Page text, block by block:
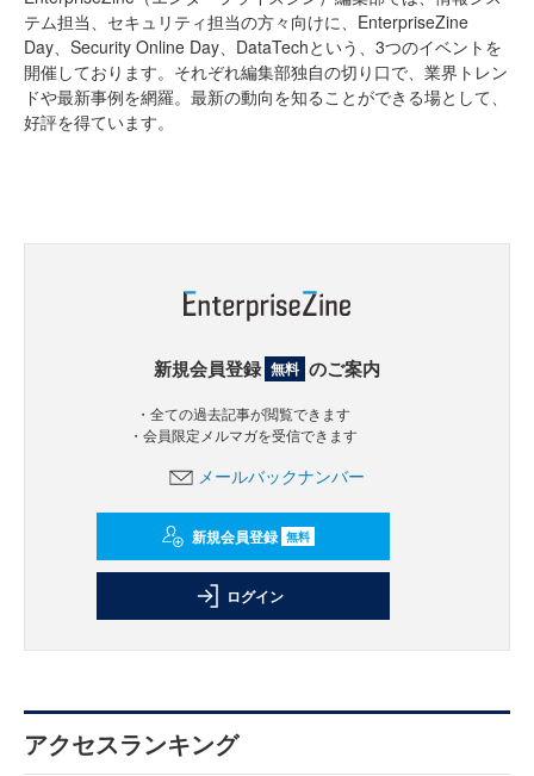
テム担当、セキュリティ担当の方々向けに、EnterpriseZine
Day、Security Online Day、DataTechという、3つのイベントを
開催しております。それぞれ編集部独自の切り口で、業界トレン
ドや最新事例を網羅。最新の動向を知ることができる場として、
好評を得ています。
新規会員登録 無料 のご案内
・全ての過去記事が閲覧できます
・会員限定メルマガを受信できます
メールバックナンバー
新規会員登録 無料
ログイン
アクセスランキング